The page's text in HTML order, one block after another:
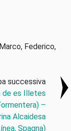
Federico,
successiva
de es Illetes
–
Alcaidesa
Spagna)